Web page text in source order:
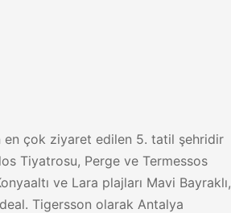
✓Full Support
فارسی
en çok ziyaret edilen 5. tatil şehridir
Tiyatrosu, Perge ve Termessos
ve Lara plajları Mavi Bayraklı,
Tigersson olarak Antalya